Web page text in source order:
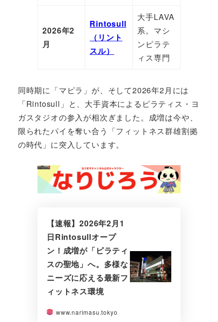
2026年2
月
Rintosull
（リント
スル）
大手LAVA
系。マシ
ンピラテ
ィス専門
同時期に「マピラ」が、そして2026年2月には
「Rintosull」と、大手資本によるピラティス・ヨ
ガスタジオの参入が相次ぎました。成増は今や、
限られたパイを奪い合う「フィットネス群雄割拠
の時代」に突入しています。
【速報】2026年2月1
日Rintosullオープ
ン！成増が「ピラティ
スの聖地」へ。多様な
ニーズに応える最新フ
ィットネス環境
www.narimasu.tokyo